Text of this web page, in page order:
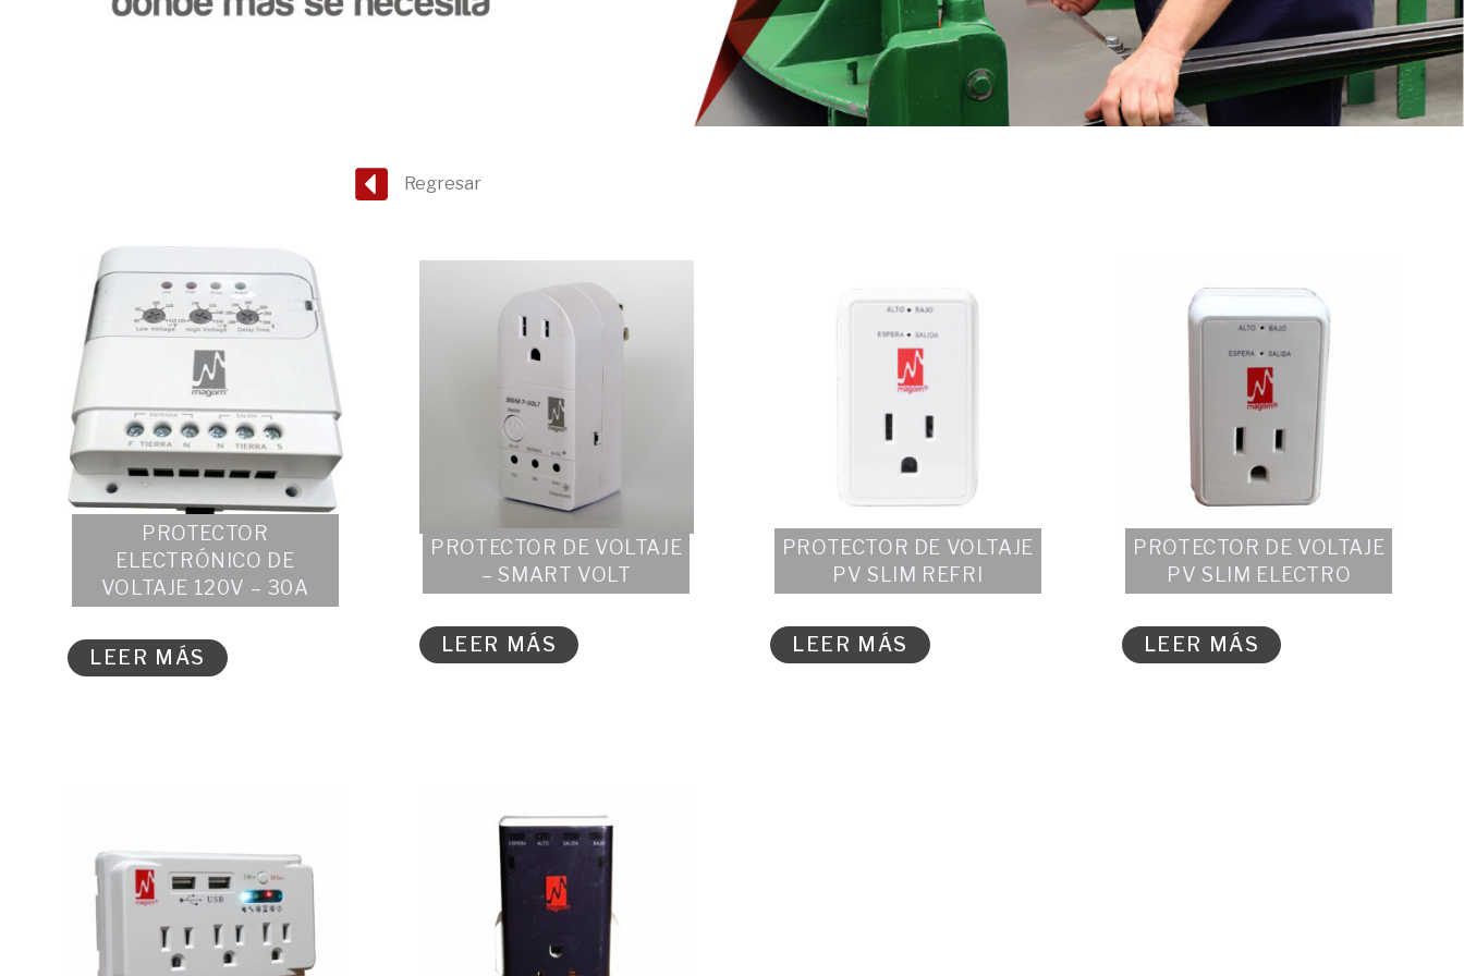
Regresar
PROTECTOR
ELECTRÓNICO DE
VOLTAJE 120V – 30A
LEER MÁS
PROTECTOR DE VOLTAJE
– SMART VOLT
LEER MÁS
PROTECTOR DE VOLTAJE
PV SLIM REFRI
LEER MÁS
PROTECTOR DE VOLTAJE
PV SLIM ELECTRO
LEER MÁS